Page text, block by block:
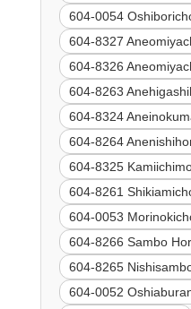
604-0054
604-8327
604-8326
604-8263
604-8324
604-8264
604-8325
604-8261
604-0053
604-8266 Sambo
604-8265
604-0052